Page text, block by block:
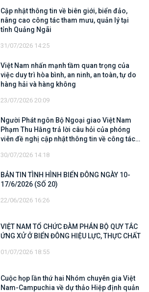
Cập nhật thông tin về biên giới, biển đảo,
nâng cao công tác tham mưu, quản lý tại
tỉnh Quảng Ngãi
31/07/2026 14:25
Việt Nam nhấn mạnh tầm quan trọng của
việc duy trì hòa bình, an ninh, an toàn, tự do
hàng hải và hàng không
23/07/2026 20:09
Người Phát ngôn Bộ Ngoại giao Việt Nam
Phạm Thu Hằng trả lời câu hỏi của phóng
viên đề nghị cập nhật thông tin về công tác
trên tàu Khôi Nguyên 18
30/07/2026 14:18
BẢN TIN TÌNH HÌNH BIỂN ĐÔNG NGÀY 10-
17/6/2026 (SỐ 20)
22/06/2026 16:26
VIỆT NAM TỔ CHỨC ĐÀM PHÁN BỘ QUY TẮC
ỨNG XỬ Ở BIỂN ĐÔNG HIỆU LỰC, THỰC CHẤT
01/07/2026 18:55
Cuộc họp lần thứ hai Nhóm chuyên gia Việt
Nam-Campuchia về dự thảo Hiệp định quản